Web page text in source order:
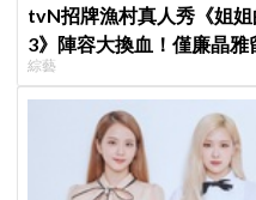
tvN招牌漁村真人秀《姐
3》陣容大換血！僅廉晶雅
曝新成員為金善映、盧允瑞
綜藝